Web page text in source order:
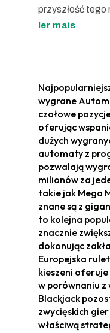
przyszłość tego
ler mais
wygrane
czołowe
oferując
dużych
automaty z
pozwalają
milionów za
takie jak Mega
znane są z
to kolejna
znacznie
dokonując
Europejska
kieszeni oferuje
w porównaniu z
Blackjack
zwycięskich
właściwą